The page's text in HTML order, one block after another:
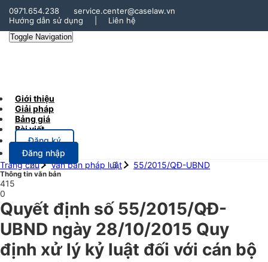
0971.654.238
service.center@caselaw.vn
Hướng dẫn sử dụng
Liên hệ
Toggle Navigation
Giới thiệu
Giải pháp
Bảng giá
Bài viết
Đăng ký
Đăng nhập
Trang chủ
Văn bản pháp luật 55/2015/QĐ-UBND
Thông tin văn bản
415
0
Quyết định số 55/2015/QĐ-
UBND ngày 28/10/2015 Quy
định xử lý kỷ luật đối với cán bộ